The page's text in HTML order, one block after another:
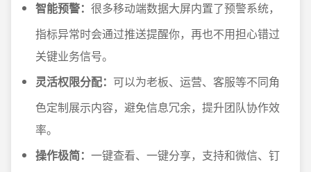
智能预警： 很多移动端数据大屏内置了预警系统，
指标异常时会通过推送提醒你，再也不用担心错过
关键业务信号。
灵活权限分配： 可以为老板、运营、客服等不同角
色定制展示内容，避免信息冗余，提升团队协作效
率。
操作极简： 一键查看、一键分享，支持和微信、钉